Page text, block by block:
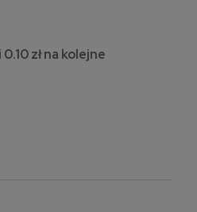
0.10 zł